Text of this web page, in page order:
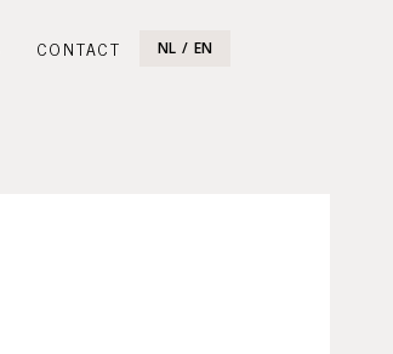
CONTACT NL EN